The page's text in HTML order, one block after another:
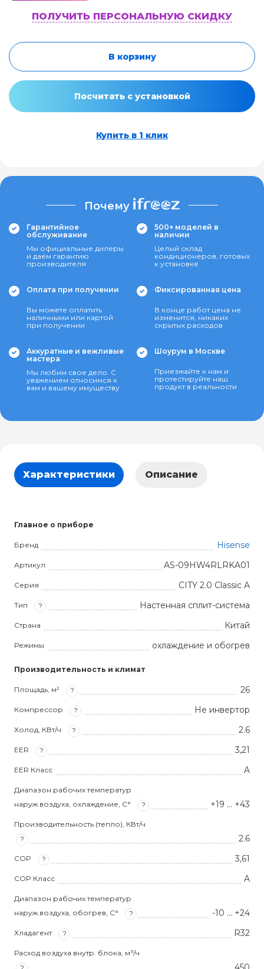
ПОЛУЧИТЬ ПЕРСОНАЛЬНУЮ СКИДКУ
В корзину
Посчитать с установкой
Купить в 1 клик
Почему
Гарантийное
обслуживание
Мы официальные дилеры
и даем гарантию
производителя
500+ моделей в
наличии
Целый склад
кондиционеров, готовых
к установке
Оплата при получении
Вы можете оплатить
наличными или картой
при получении
Фиксированная цена
В конце работ цена не
изменится, никаких
скрытых расходов
Аккуратные и вежливые
мастера
Мы любим свое дело. С
уважением относимся к
вам и вашему имуществу
Шоурум в Москве
Приезжайте к нам и
протестируйте наш
продукт в реальности
Характеристики Описание
Главное о приборе
Бренд Hisense
Артикул AS-09HW4RLRKA01
Серия CITY 2.0 Classic A
Тип ? Настенная сплит-система
Страна Китай
Режимы охлаждение и обогрев
Производительность и климат
Площадь, м² ? 26
Компрессор ? Не инвертор
Холод, КВт/ч ? 2.6
EER ? 3,21
EER Класс A
Диапазон рабочих температур
наруж.воздуха, охлаждение, С°
? +19 … +43
Производительность (тепло), КВт/ч
?
2.6
COP ? 3,61
COP Класс A
Диапазон рабочих температур
наруж.воздуха, обогрев, С°
? -10 … +24
Хладагент ? R32
Расход воздуха внутр. блока, м³/ч